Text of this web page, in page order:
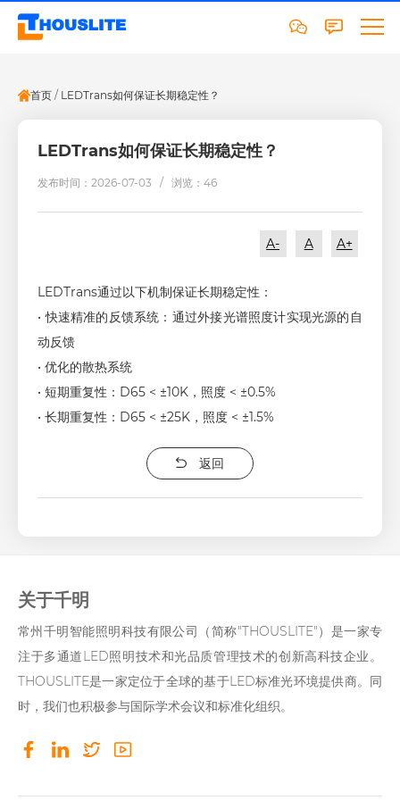
首页 / LEDTrans如何保证长期稳定性？
LEDTrans如何保证长期稳定性？
发布时间：2026-07-03 /浏览：46
A- A A+
LEDTrans通过以下机制保证长期稳定性：
• 快速精准的反馈系统：通过外接光谱照度计实现光源的自
动反馈
• 优化的散热系统
• 短期重复性：D65 < ±10K，照度 < ±0.5%
• 长期重复性：D65 < ±25K，照度 < ±1.5%
返回
关于千明
常州千明智能照明科技有限公司（简称"THOUSLITE"）是一家专
注于多通道LED照明技术和光品质管理技术的创新高科技企业。
THOUSLITE是一家定位于全球的基于LED标准光环境提供商。同
时，我们也积极参与国际学术会议和标准化组织。